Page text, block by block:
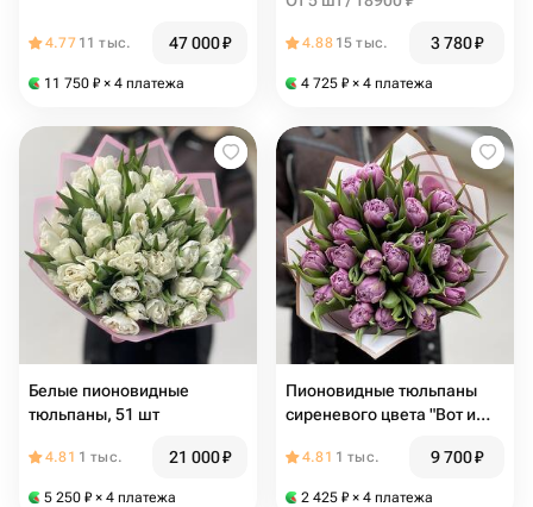
4.77 11 тыс. 47 000₽
11 750 ₽ × 4 платежа
4.88 15 тыс. 3 780₽
4 725 ₽ × 4 платежа
Белые пионовидные
тюльпаны, 51 шт
4.81 1 тыс. 21 000₽
5 250 ₽ × 4 платежа
Пионовидные тюльпаны
сиреневого цвета "Вот и
4.81 1 тыс. 9 700₽
2 425 ₽ × 4 платежа